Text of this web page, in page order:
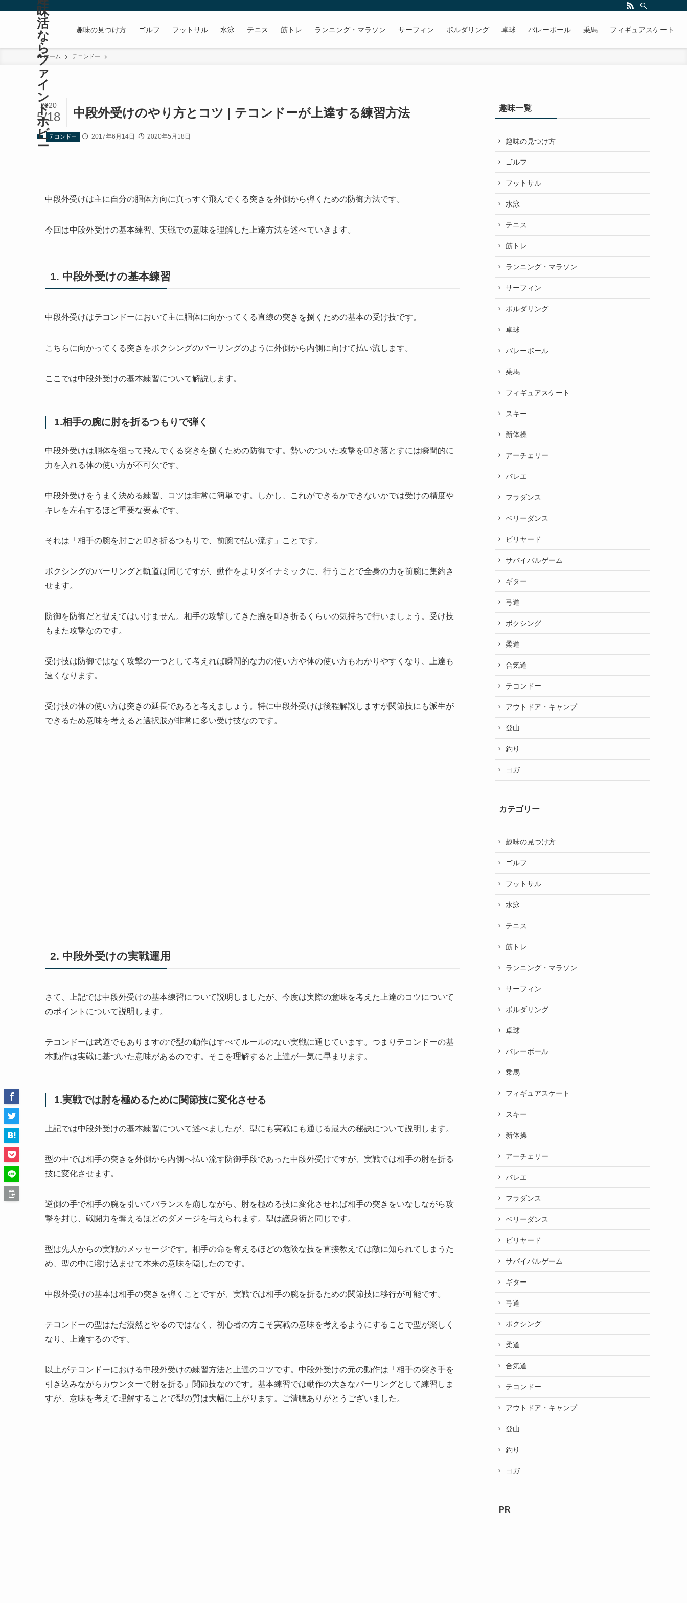
味
活
な
ら
フ
ァ
イ
ン
ド
ホ
ビ
ー
趣味の見つけ方 ゴルフ フットサル 水泳 テニス 筋トレ ランニング・マラソン サーフィン ボルダリング 卓球 バレーボール 乗馬 フィギュアスケート
ホーム テコンドー
中段外受けのやり方とコツ | テコンドーが上達する練習方法
2020
5/18
テコンドー 2017年6月14日 2020年5月18日
中段外受けは主に自分の胴体方向に真っすぐ飛んでくる突きを外側から弾くための防御方法です。
今回は中段外受けの基本練習、実戦での意味を理解した上達方法を述べていきます。
1. 中段外受けの基本練習
中段外受けはテコンドーにおいて主に胴体に向かってくる直線の突きを捌くための基本の受け技です。
こちらに向かってくる突きをボクシングのパーリングのように外側から内側に向けて払い流します。
ここでは中段外受けの基本練習について解説します。
1.相手の腕に肘を折るつもりで弾く
中段外受けは胴体を狙って飛んでくる突きを捌くための防御です。勢いのついた攻撃を叩き落とすには瞬間的に
力を入れる体の使い方が不可欠です。
中段外受けをうまく決める練習、コツは非常に簡単です。しかし、これができるかできないかでは受けの精度や
キレを左右するほど重要な要素です。
それは「相手の腕を肘ごと叩き折るつもりで、前腕で払い流す」ことです。
ボクシングのパーリングと軌道は同じですが、動作をよりダイナミックに、行うことで全身の力を前腕に集約さ
せます。
防御を防御だと捉えてはいけません。相手の攻撃してきた腕を叩き折るくらいの気持ちで行いましょう。受け技
もまた攻撃なのです。
受け技は防御ではなく攻撃の一つとして考えれば瞬間的な力の使い方や体の使い方もわかりやすくなり、上達も
速くなります。
受け技の体の使い方は突きの延長であると考えましょう。特に中段外受けは後程解説しますが関節技にも派生が
できるため意味を考えると選択肢が非常に多い受け技なのです。
2. 中段外受けの実戦運用
さて、上記では中段外受けの基本練習について説明しましたが、今度は実際の意味を考えた上達のコツについて
のポイントについて説明します。
テコンドーは武道でもありますので型の動作はすべてルールのない実戦に通じています。つまりテコンドーの基
本動作は実戦に基づいた意味があるのです。そこを理解すると上達が一気に早まります。
1.実戦では肘を極めるために関節技に変化させる
上記では中段外受けの基本練習について述べましたが、型にも実戦にも通じる最大の秘訣について説明します。
型の中では相手の突きを外側から内側へ払い流す防御手段であった中段外受けですが、実戦では相手の肘を折る
技に変化させます。
逆側の手で相手の腕を引いてバランスを崩しながら、肘を極める技に変化させれば相手の突きをいなしながら攻
撃を封じ、戦闘力を奪えるほどのダメージを与えられます。型は護身術と同じです。
型は先人からの実戦のメッセージです。相手の命を奪えるほどの危険な技を直接教えては敵に知られてしまうた
め、型の中に溶け込ませて本来の意味を隠したのです。
中段外受けの基本は相手の突きを弾くことですが、実戦では相手の腕を折るための関節技に移行が可能です。
テコンドーの型はただ漫然とやるのではなく、初心者の方こそ実戦の意味を考えるようにすることで型が楽しく
なり、上達するのです。
以上がテコンドーにおける中段外受けの練習方法と上達のコツです。中段外受けの元の動作は「相手の突き手を
引き込みながらカウンターで肘を折る」関節技なのです。基本練習では動作の大きなパーリングとして練習しま
すが、意味を考えて理解することで型の質は大幅に上がります。ご清聴ありがとうございました。
趣味一覧
趣味の見つけ方
ゴルフ
フットサル
水泳
テニス
筋トレ
ランニング・マラソン
サーフィン
ボルダリング
卓球
バレーボール
乗馬
フィギュアスケート
スキー
新体操
アーチェリー
バレエ
フラダンス
ベリーダンス
ビリヤード
サバイバルゲーム
ギター
弓道
ボクシング
柔道
合気道
テコンドー
アウトドア・キャンプ
登山
釣り
ヨガ
カテゴリー
趣味の見つけ方
ゴルフ
フットサル
水泳
テニス
筋トレ
ランニング・マラソン
サーフィン
ボルダリング
卓球
バレーボール
乗馬
フィギュアスケート
スキー
新体操
アーチェリー
バレエ
フラダンス
ベリーダンス
ビリヤード
サバイバルゲーム
ギター
弓道
ボクシング
柔道
合気道
テコンドー
アウトドア・キャンプ
登山
釣り
ヨガ
PR